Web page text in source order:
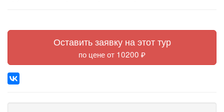
Оставить заявку на этот тур
по цене от 10200 ₽